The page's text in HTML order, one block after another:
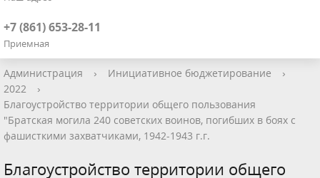
+7 (861) 653-28-11
Приемная
Администрация › Инициативное бюджетирование
›
2022
›
Благоустройство территории общего пользования
"Братская могила 240 советских воинов, погибших в боях с
фашисткими захватчиками, 1942-1943 г.г.
Благоустройство территории общего